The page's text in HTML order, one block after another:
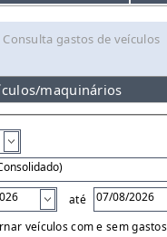
Consulta gastos de veículos
maquinários
até
veículos com e sem